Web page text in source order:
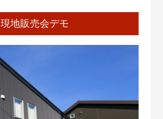
現地販売会デモ